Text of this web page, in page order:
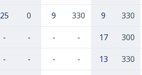
25 0 9 330 9 330
- - - - 17 300
- - - - 13 330